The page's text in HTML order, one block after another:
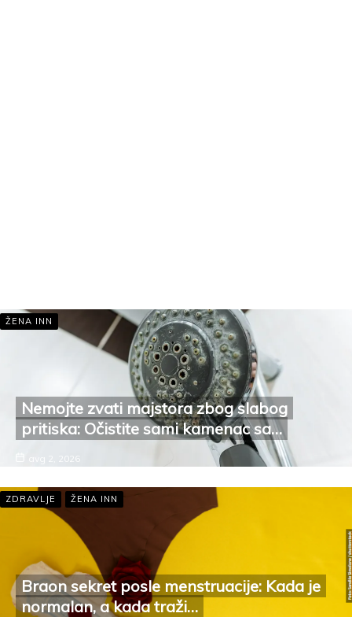
ŽENA INN
Nemojte zvati majstora zbog slabog
pritiska: Očistite sami kamenac sa…
avg 2, 2026
ZDRAVLJE ŽENA INN
Braon sekret posle menstruacije: Kada je
normalan, a kada traži…